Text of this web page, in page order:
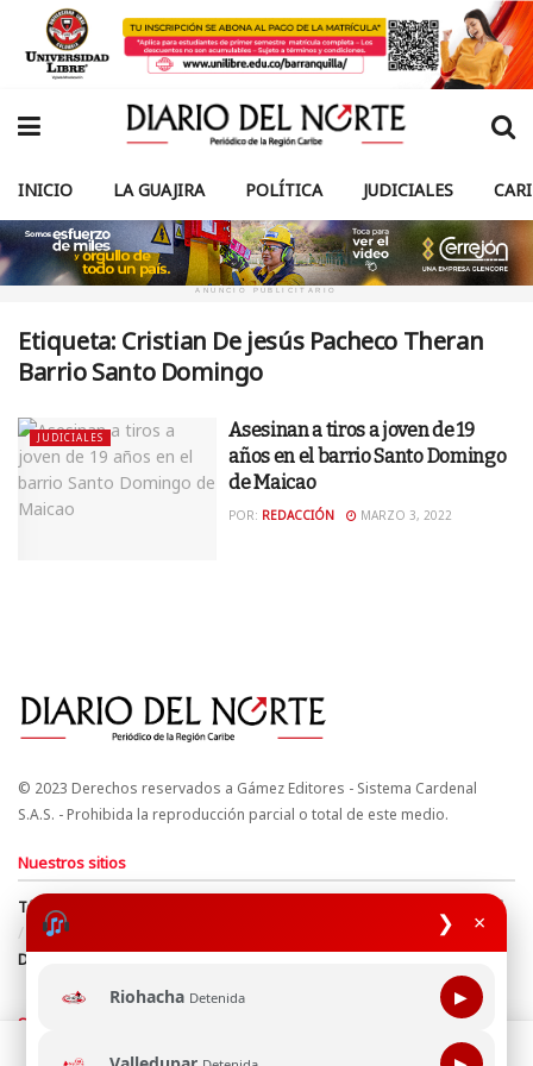
❯ ×
Riohacha Detenida ▶
INICIO LA GUAJIRA POLÍTICA JUDICIALES
ANUNCIO PUBLICITARIO
Etiqueta: Cristian De jesús Pacheco Theran
Barrio Santo Domingo
JUDICIALES
Asesinan a tiros a joven de 19
años en el barrio Santo Domingo
de Maicao
POR: REDACCIÓN MARZO 3, 2022
© 2023 Derechos reservados a Gámez Editores - Sistema Cardenal
S.A.S. - Prohibida la reproducción parcial o total de este medio.
Nuestros sitios
Términos y Condiciones
Derechos de Autor y Propiedad Intelectual
Política de uso de cookies
Política de Tratamiento de Datos
Directrices Editoriales
Síguenos
Esta página web usa cookie para mejorar tu experiencia de